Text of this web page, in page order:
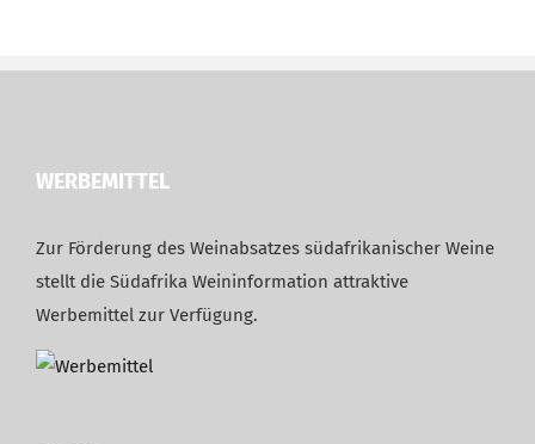
WERBEMITTEL
Zur Förderung des Weinabsatzes südafrikanischer Weine
stellt die Südafrika Weininformation attraktive
Werbemittel zur Verfügung.